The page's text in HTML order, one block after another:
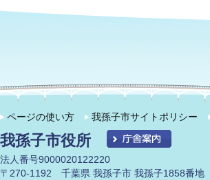
ページの使い方 我孫子市サイトポリシー
我孫子市役所
法人番号9000020122220
〒270-1192 千葉県 我孫子市 我孫子1858番地